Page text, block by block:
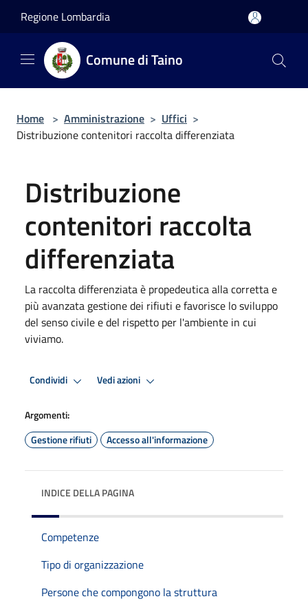
Regione Lombardia
Comune di Taino
Home > Amministrazione > Uffici >
Distribuzione contenitori raccolta differenziata
Distribuzione
contenitori raccolta
differenziata
La raccolta differenziata è propedeutica alla corretta e
più avanzata gestione dei rifiuti e favorisce lo sviluppo
del senso civile e del rispetto per l'ambiente in cui
viviamo.
Condividi Vedi azioni
Argomenti:
Gestione rifiuti
Accesso all'informazione
INDICE DELLA PAGINA
Competenze
Tipo di organizzazione
Persone che compongono la struttura